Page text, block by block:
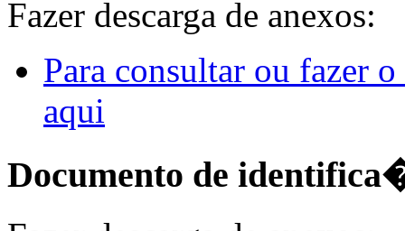
Fazer descarga de anexos:
Para consultar ou fazer
aqui
Documento de